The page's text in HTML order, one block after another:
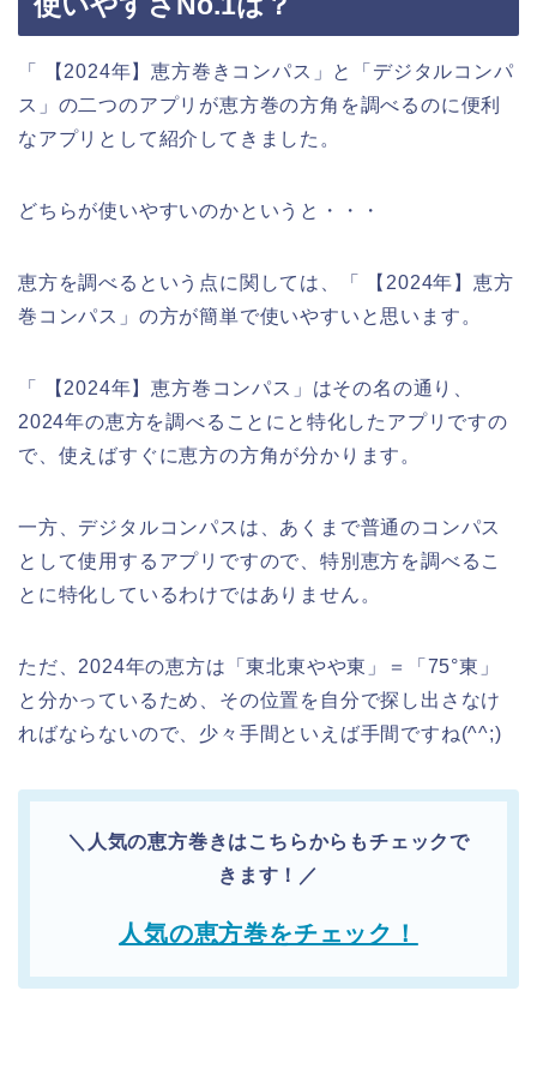
「 【2024年】恵方巻きコンパス」と「デジタルコンパ
ス」の二つのアプリが恵方巻の方角を調べるのに便利
なアプリとして紹介してきました。
どちらが使いやすいのかというと・・・
恵方を調べるという点に関しては、「 【2024年】恵方
巻コンパス」の方が簡単で使いやすいと思います。
「 【2024年】恵方巻コンパス」はその名の通り、
2024年の恵方を調べることにと特化したアプリですの
で、使えばすぐに恵方の方角が分かります。
一方、デジタルコンパスは、あくまで普通のコンパス
として使用するアプリですので、特別恵方を調べるこ
とに特化しているわけではありません。
ただ、2024年の恵方は「東北東やや東」＝「75°東」
と分かっているため、その位置を自分で探し出さなけ
ればならないので、少々手間といえば手間ですね(^^;)
＼人気の恵方巻きはこちらからもチェックで
きます！／
人気の恵方巻をチェック！